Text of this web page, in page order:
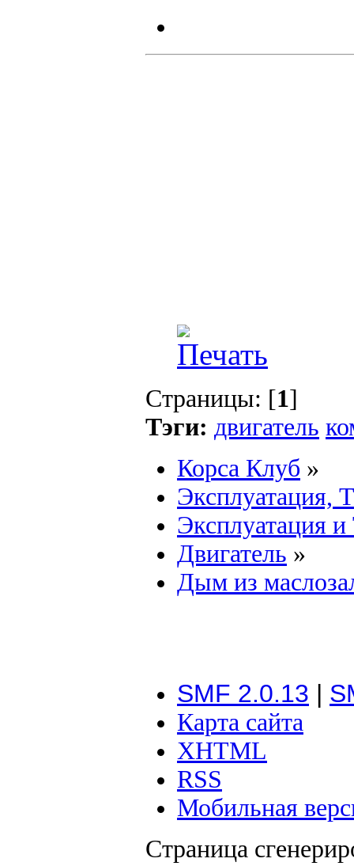
Страницы: [1]
Тэги: двигатель
Корса Клуб »
Эксплуатация,
Эксплуатация
Двигатель »
Дым из
SMF 2.0.13 |
Карта сайта
XHTML
RSS
Мобильная
Страница